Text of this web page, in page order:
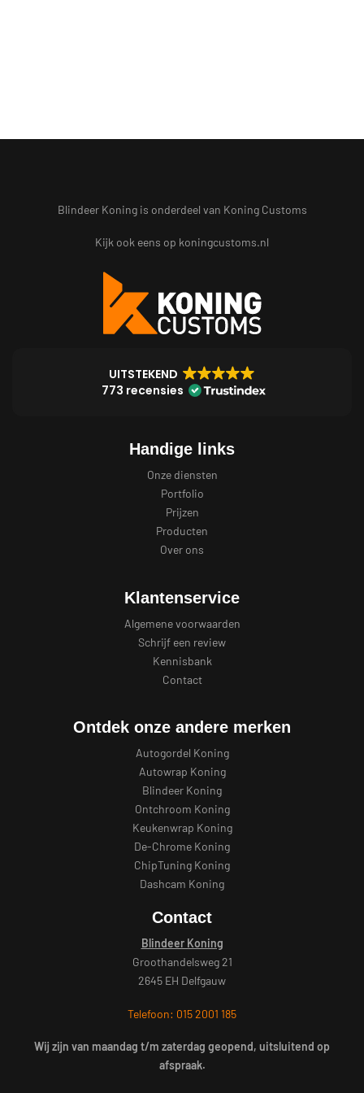
Blindeer Koning is onderdeel van Koning Customs
Kijk ook eens op koningcustoms.nl
UITSTEKEND
773 recensies
Handige links
Onze diensten
Portfolio
Prijzen
Producten
Over ons
Klantenservice
Algemene voorwaarden
Schrijf een review
Kennisbank
Contact
Ontdek onze andere merken
Autogordel Koning
Autowrap Koning
Blindeer Koning
Ontchroom Koning
Keukenwrap Koning
De-Chrome Koning
ChipTuning Koning
Dashcam Koning
Contact
Blindeer Koning
Groothandelsweg 21
2645 EH Delfgauw
Telefoon: 015 2001 185
Wij zijn van maandag t/m zaterdag geopend, uitsluitend op
afspraak.